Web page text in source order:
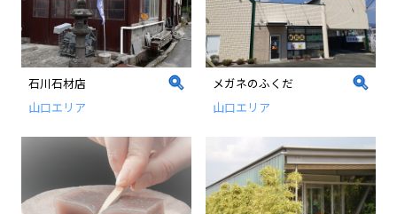
石川石材店
山口エリア
メガネのふくだ
山口エリア